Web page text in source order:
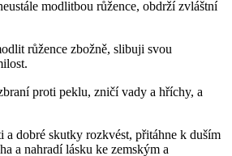
modlitbou růžence, obdrží zvláštní
růžence zbožně, slibuji svou
proti peklu, zničí vady a hříchy, a
a dobré skutky rozkvést, přitáhne k duším
a nahradí lásku ke zemským a